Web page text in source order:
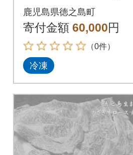
ち)赤身カルビセット
(二段)
鹿児島県徳之島町
寄付金額 60,000円
（0件）
冷凍